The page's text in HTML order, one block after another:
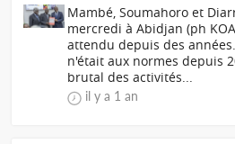
Mambé, Soumahoro et
mercredi à Abidjan (ph
attendu depuis des
n'était aux normes depuis
brutal des activités...
il y a 1 an